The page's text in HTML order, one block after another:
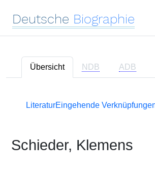
Deutsche Biographie
Übersicht NDB ADB
LiteraturEingehende
Schieder, Klemens